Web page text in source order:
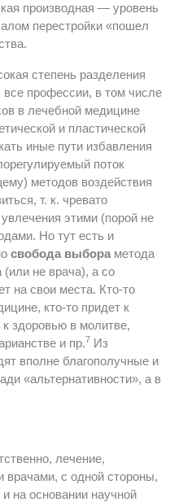
производная — уровень
перестройки «пошел
степень разделения
профессии, в том числе
в лечебной медицине
и пластической
иные пути избавления
поток
методов воздействия
т. к. чревато
этими (порой не
Но тут есть и
свобода выбора метода
(или не врача), а со
на свои места. Кто-то
кто-то придет к
к здоровью в молитве,
и пр.7 Из
вполне благополучные и
«альтернативности», а в
лечение,
с одной стороны,
на основании научной